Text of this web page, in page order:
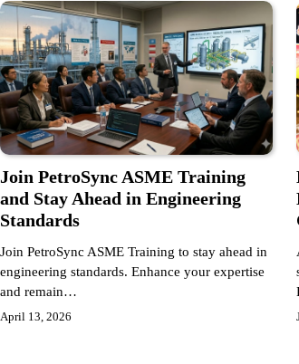
Join PetroSync ASME Training
and Stay Ahead in Engineering
Standards
Join PetroSync ASME Training to stay ahead in
engineering standards. Enhance your expertise
and remain…
April 13, 2026